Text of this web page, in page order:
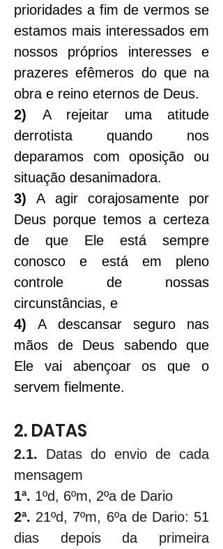
prioridades a fim de vermos se
estamos mais interessados em
nossos próprios interesses e
prazeres efêmeros do que na
obra e reino eternos de Deus.
2) A rejeitar uma atitude
derrotista quando nos
deparamos com oposição ou
situação desanimadora.
3) A agir corajosamente por
Deus porque temos a certeza
de que Ele está sempre
conosco e está em pleno
controle de nossas
circunstâncias, e
4) A descansar seguro nas
mãos de Deus sabendo que
Ele vai abençoar os que o
servem fielmente.
2. DATAS
2.1. Datas do envio de cada
mensagem
1ª. 1ºd, 6ºm, 2ºa de Dario
2ª. 21ºd, 7ºm, 6ºa de Dario: 51
dias depois da primeira